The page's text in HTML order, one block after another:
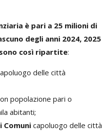
è pari a 25 milioni di
degli anni 2024, 2025
così ripartite:
delle città
popolazione pari o
abitanti;
Comunicapoluogo delle città